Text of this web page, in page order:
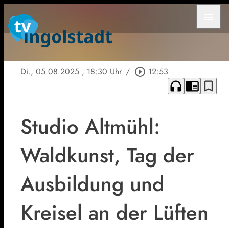
Di., 05.08.2025 , 18:30 Uhr / play_circle_outline 12:53
headphones chrome_reader_mode bookmark_border
Studio Altmühl:
Waldkunst, Tag der
Ausbildung und
Kreisel an der Lüften